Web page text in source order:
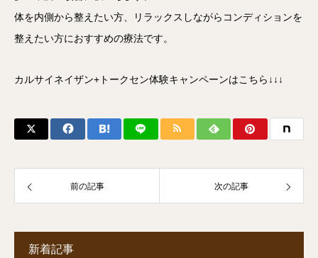
体を内側から整えたい方、リラックスしながらコンディションを
整えたい方におすすめの療法です。
カルサイネイザン+トークセン体験キャンペーンはこちら↓↓↓
前の記事 次の記事
新着記事